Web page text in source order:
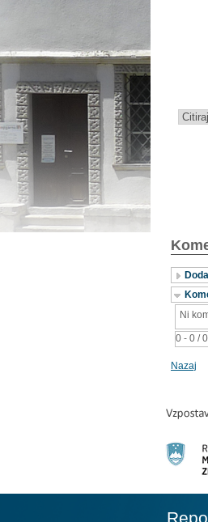
0 - 0 / 0
Ni
Nazaj